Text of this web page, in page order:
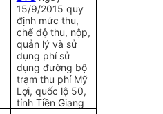
15/9/2015 quy
định mức thu,
chế độ thu, nộp,
quản lý và sử
dụng phí sử
dụng đường bộ
trạm thu phí Mỹ
Lợi, quốc lộ 50,
tỉnh Tiền Giang